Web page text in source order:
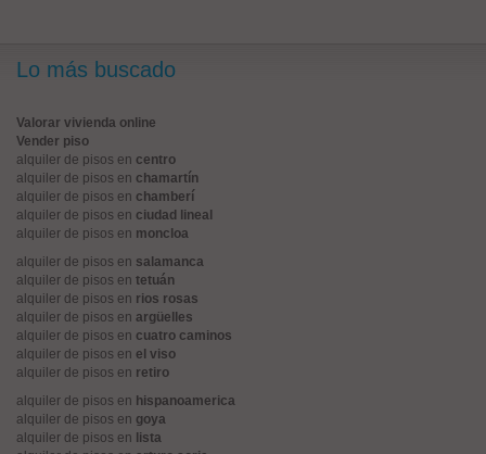
Lo más buscado
Valorar vivienda online
Vender piso
alquiler de pisos en centro
alquiler de pisos en chamartín
alquiler de pisos en chamberí
alquiler de pisos en ciudad lineal
alquiler de pisos en moncloa
alquiler de pisos en salamanca
alquiler de pisos en tetuán
alquiler de pisos en rios rosas
alquiler de pisos en argüelles
alquiler de pisos en cuatro caminos
alquiler de pisos en el viso
alquiler de pisos en retiro
alquiler de pisos en hispanoamerica
alquiler de pisos en goya
alquiler de pisos en lista